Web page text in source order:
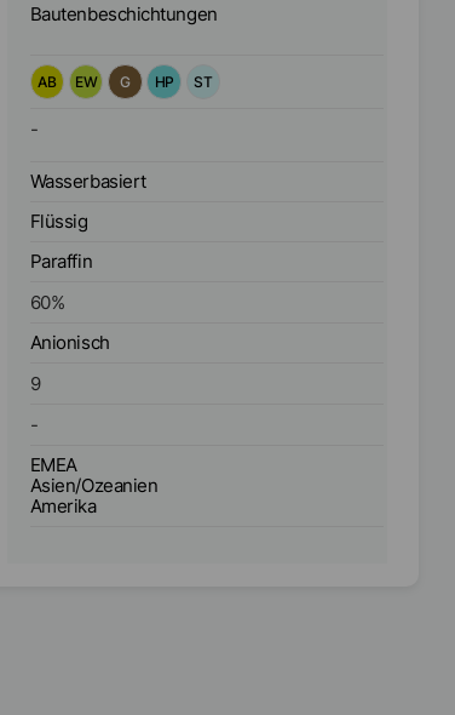
Bautenbeschichtungen
AB EW G HP ST
-
Wasserbasiert
Flüssig
Paraffin
60%
Anionisch
9
-
EMEA
Asien/Ozeanien
Amerika